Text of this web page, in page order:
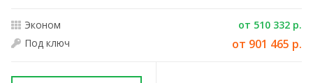
Эконом
от 510 332 р.
Под ключ
от 901 465 р.